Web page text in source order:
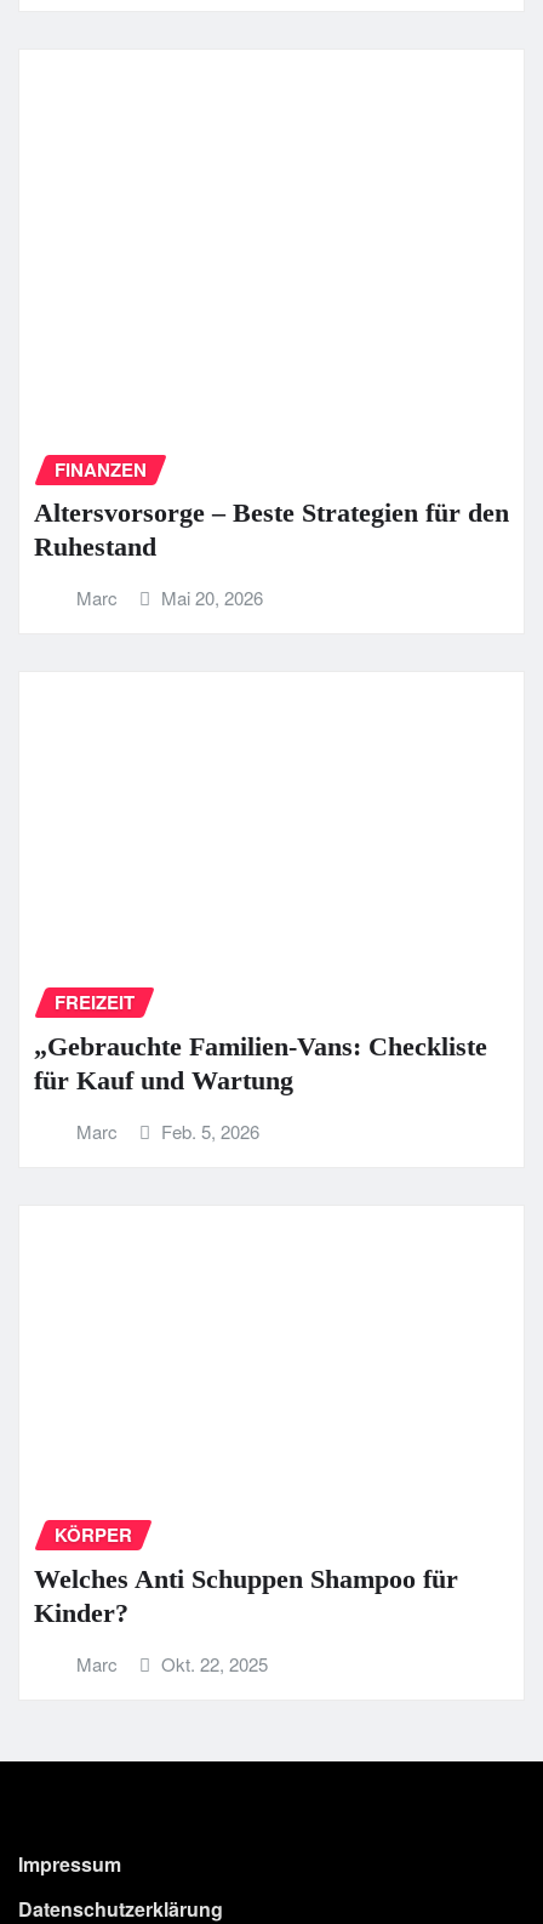
FINANZEN
Altersvorsorge – Beste Strategien für den
Ruhestand
Marc Mai 20, 2026
FREIZEIT
„Gebrauchte Familien-Vans: Checkliste
für Kauf und Wartung
Marc Feb. 5, 2026
KÖRPER
Welches Anti Schuppen Shampoo für
Kinder?
Marc Okt. 22, 2025
Impressum
Datenschutzerklärung